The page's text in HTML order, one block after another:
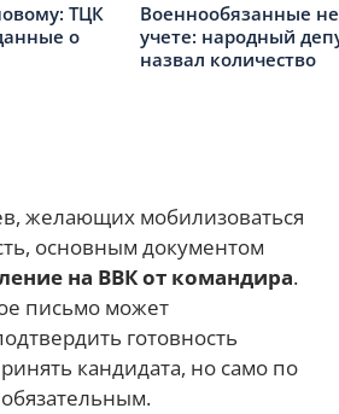
ТЦК
о
Военнообязанные
учете: народный
назвал количество
желающих мобилизоваться
основным документом
на ВВК от командира.
письмо может
готовность
кандидата, но само по